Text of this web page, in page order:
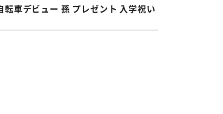
車デビュー 孫 プレゼント 入学祝い